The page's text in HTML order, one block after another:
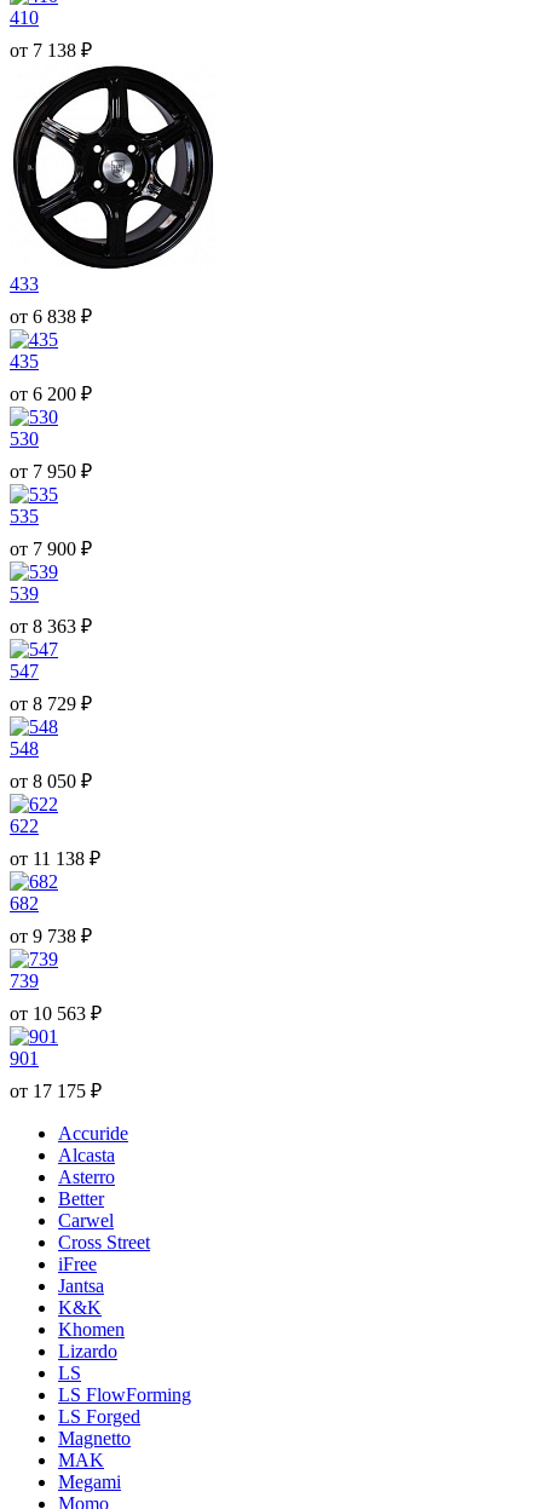
410
от 7 138 ₽
433
от 6 838 ₽
435
от 6 200 ₽
530
от 7 950 ₽
535
от 7 900 ₽
539
от 8 363 ₽
547
от 8 729 ₽
548
от 8 050 ₽
622
от 11 138 ₽
682
от 9 738 ₽
739
от 10 563 ₽
901
от 17 175 ₽
Accuride
Alcasta
Asterro
Better
Carwel
Cross Street
iFree
Jantsa
K&K
Khomen
Lizardo
LS
LS FlowForming
LS Forged
Magnetto
MAK
Megami
Momo